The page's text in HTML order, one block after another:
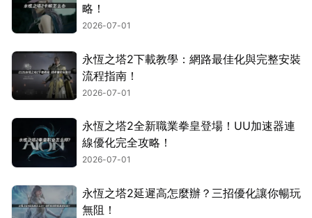
略！
2026-07-01
永恆之塔2下載教學：網路最佳化與完整安裝
流程指南！
2026-07-01
永恆之塔2全新職業拳皇登場！UU加速器連
線優化完全攻略！
2026-07-01
永恆之塔2延遲高怎麼辦？三招優化讓你暢玩
無阻！